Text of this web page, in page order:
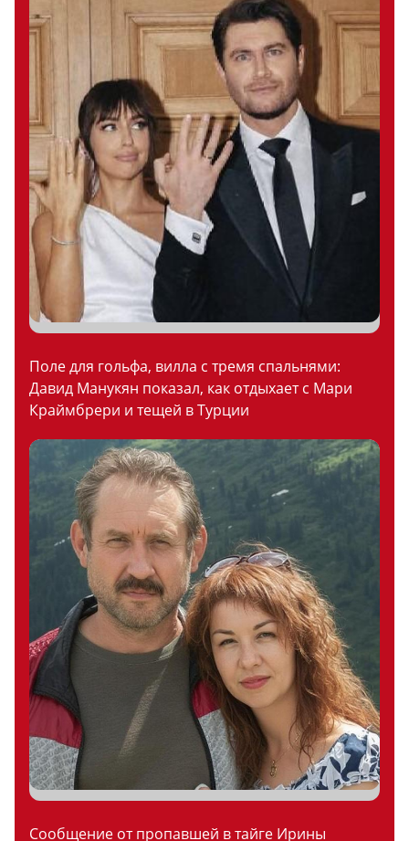
Поле для гольфа, вилла с тремя спальнями:
Давид Манукян показал, как отдыхает с Мари
Краймбрери и тещей в Турции
Сообщение от пропавшей в тайге Ирины